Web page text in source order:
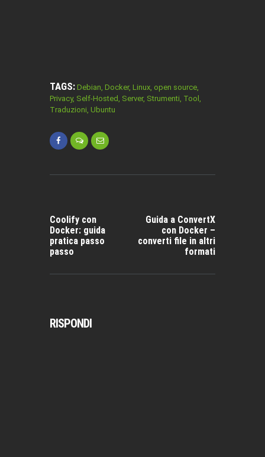
TAGS: Debian, Docker, Linux, open source,
Privacy, Self-Hosted , Server, Strumenti, Tool ,
Traduzioni, Ubuntu
PRECEDENTE:
Coolify con
Docker: guida
pratica passo
passo
SUCCESSIVO:
Guida a ConvertX
con Docker –
converti file in altri
formati
RISPONDI